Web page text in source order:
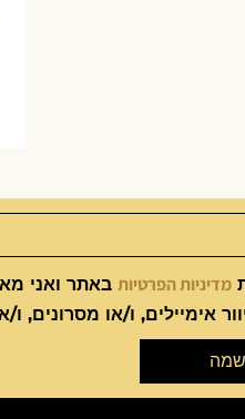
מדיניות הפרטיות באתר ואני
אימיילים, ו/או מסרונים, ו/